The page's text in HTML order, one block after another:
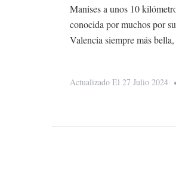
Manises a unos 10
conocida por muchos por
Valencia siempre más
Actualizado El 27 Julio 2024